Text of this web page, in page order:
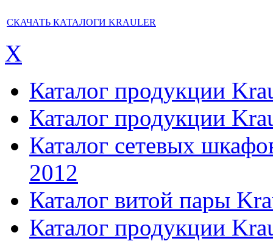
СКАЧАТЬ КАТАЛОГИ KRAULER
X
Каталог продукции
Каталог продукции
Каталог сетевых
2012
Каталог витой пары
Каталог продукции